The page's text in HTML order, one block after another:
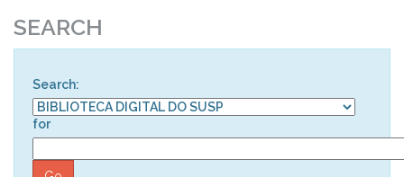
SEARCH
Search:
for